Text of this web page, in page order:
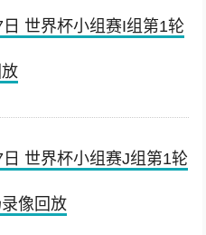
世界杯小组赛I组第1轮
世界杯小组赛J组第1轮
像回放